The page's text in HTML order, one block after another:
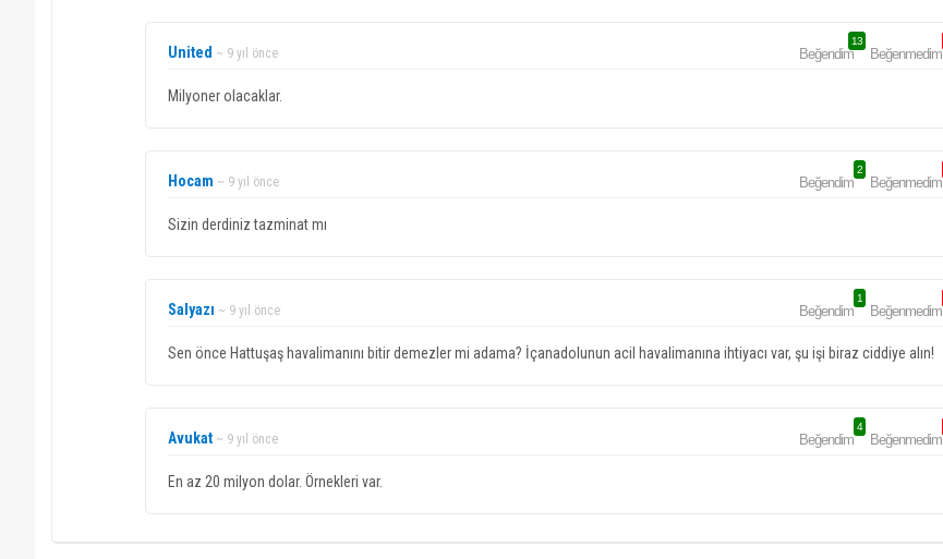
United ~ 9 yıl önce Beğendim
13
Beğenmedim
Milyoner olacaklar.
Hocam ~ 9 yıl önce Beğendim
2
Beğenmedim
Sizin derdiniz tazminat mı
Salyazı ~ 9 yıl önce Beğendim
1
Beğenmedim
Sen önce Hattuşaş havalimanını bitir demezler mi adama? İçanadolunun acil havalimanına ihtiyacı var, şu işi biraz ciddiye alın!
Avukat ~ 9 yıl önce Beğendim
4
Beğenmedim
En az 20 milyon dolar. Örnekleri var.